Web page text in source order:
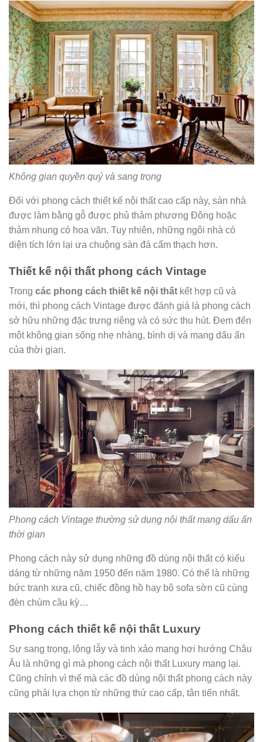
Không gian quyền quý và sang trọng
Đối với phong cách thiết kế nội thất cao cấp này, sàn nhà
được làm bằng gỗ được phủ thảm phương Đông hoặc
thảm nhung có hoa văn. Tuy nhiên, những ngôi nhà có
diện tích lớn lại ưa chuộng sàn đá cẩm thạch hơn.
Thiết kế nội thất phong cách Vintage
Trong các phong cách thiết kế nội thất kết hợp cũ và
mới, thì phong cách Vintage được đánh giá là phong cách
sở hữu những đặc trưng riêng và có sức thu hút. Đem đến
một không gian sống nhẹ nhàng, bình dị và mang dấu ấn
của thời gian.
Phong cách Vintage thường sử dụng nội thất mang dấu ấn
thời gian
Phong cách này sử dụng những đồ dùng nội thất có kiểu
dáng từ những năm 1950 đến năm 1980. Có thể là những
bức tranh xưa cũ, chiếc đồng hồ hay bộ sofa sờn cũ cùng
đèn chùm cầu kỳ…
Phong cách thiết kế nội thất Luxury
Sự sang trọng, lộng lẫy và tinh xảo mang hơi hướng Châu
Âu là những gì mà phong cách nội thất Luxury mang lại.
Cũng chính vì thế mà các đồ dùng nội thất phong cách này
cũng phải lựa chọn từ những thứ cao cấp, tân tiến nhất.